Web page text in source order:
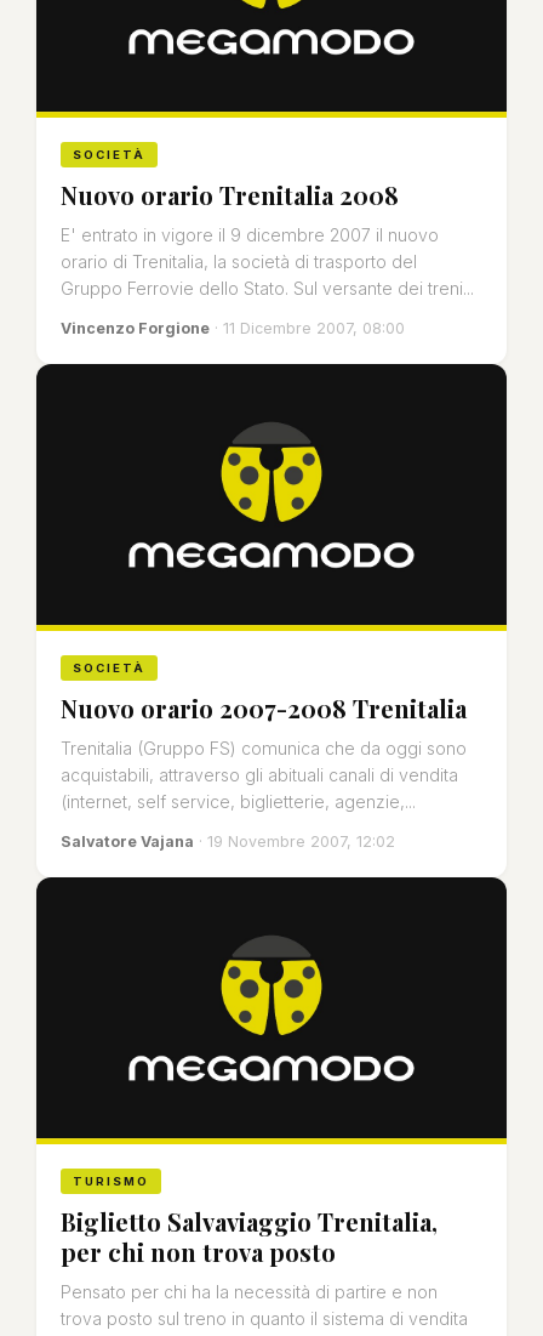
SOCIETÀ
Nuovo orario Trenitalia 2008
E' entrato in vigore il 9 dicembre 2007 il nuovo
orario di Trenitalia, la società di trasporto del
Gruppo Ferrovie dello Stato. Sul versante dei treni...
Vincenzo Forgione · 11 Dicembre 2007, 08:00
SOCIETÀ
Nuovo orario 2007-2008 Trenitalia
Trenitalia (Gruppo FS) comunica che da oggi sono
acquistabili, attraverso gli abituali canali di vendita
(internet, self service, biglietterie, agenzie,...
Salvatore Vajana · 19 Novembre 2007, 12:02
TURISMO
Biglietto Salvaviaggio Trenitalia,
per chi non trova posto
Pensato per chi ha la necessità di partire e non
trova posto sul treno in quanto il sistema di vendita